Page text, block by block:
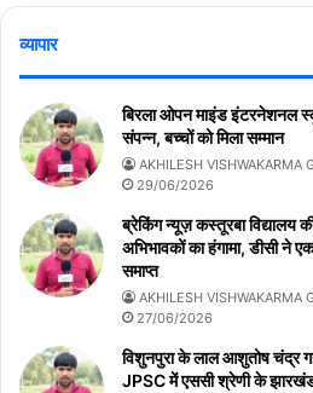
व्यापार
बिरला ओपन माइंड इंटरनेशनल
संपन्न, बच्चों को मिला सम्मान
AKHILESH VISHWAKARMA
29/06/2026
ब्रेकिंग न्यूज़ कस्तूरबा विद्यालय
अभिभावकों का हंगामा, डीसी ने
समाप्त
AKHILESH VISHWAKARMA
27/06/2026
विशुनपुरा के लाल आशुतोष चंद्र
JPSC में एससी श्रेणी के